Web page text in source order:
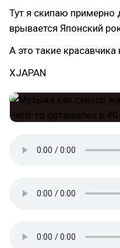
Тут я скипаю примерно
врывается Японский
А это такие красавчика
XJAPAN